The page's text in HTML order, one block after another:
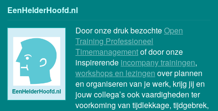
EenHelderHoofd.nl
Door onze druk bezochteOpen
Training Professioneel
Timemanagementof door onze
inspirerende incompany trainingen,
workshops en lezingen over plannen
en organiseren van je werk, krijg jij en
jouw collega’s ook vaardigheden ter
voorkoming van tijdlekkage, tijdgebrek,